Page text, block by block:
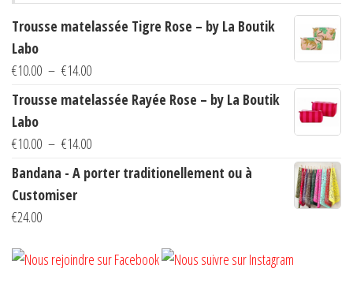
choisies
sur
du
Trousse matelassée Tigre Rose – by La Boutik
Labo
€10.00 – €14.00Plage
de
€10.00
€14.00
Trousse matelassée Rayée Rose – by La Boutik
Labo
€10.00 – €14.00Plage
€14.00
Bandana - A porter traditionellement ou à
Customiser
€24.00